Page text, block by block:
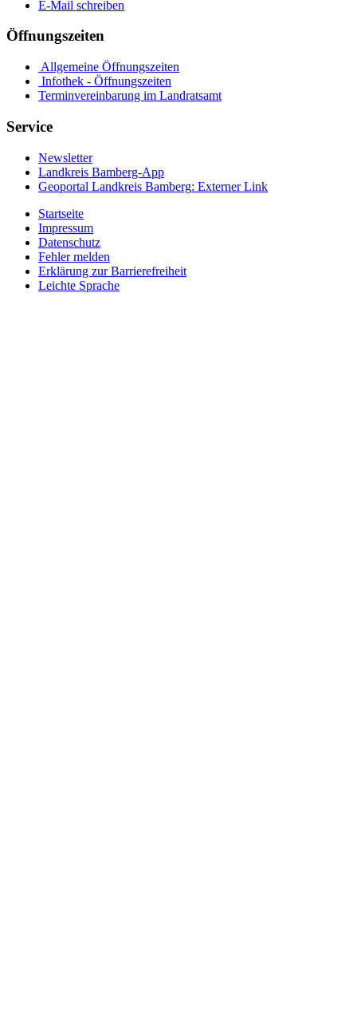
E-Mail schreiben
Öffnungszeiten
Allgemeine Öffnungszeiten
Infothek - Öffnungszeiten
Terminvereinbarung im Landratsamt
Service
Newsletter
Landkreis Bamberg-App
Geoportal Landkreis Bamberg: Externer Link
Startseite
Impressum
Datenschutz
Fehler melden
Erklärung zur Barrierefreiheit
Leichte Sprache